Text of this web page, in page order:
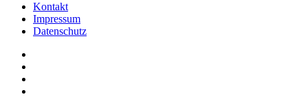
Kontakt
Impressum
Datenschutz